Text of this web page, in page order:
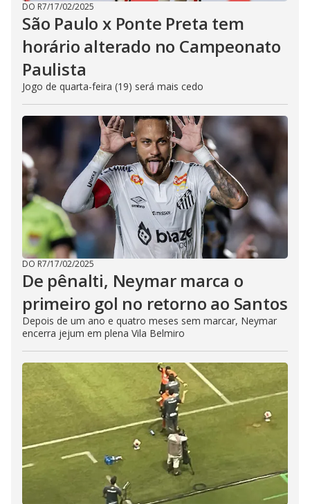
DO R7/17/02/2025
São Paulo x Ponte Preta tem
horário alterado no Campeonato
Paulista
Jogo de quarta-feira (19) será mais cedo
DO R7/17/02/2025
De pênalti, Neymar marca o
primeiro gol no retorno ao Santos
Depois de um ano e quatro meses sem marcar, Neymar
encerra jejum em plena Vila Belmiro